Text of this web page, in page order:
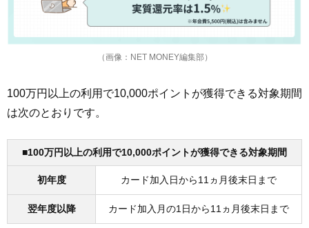
（画像：NET MONEY編集部）
100万円以上の利用で10,000ポイントが獲得できる対象期間
は次のとおりです。
■100万円以上の利用で10,000ポイントが獲得できる対象期間
初年度 カード加入日から11ヵ月後末日まで
翌年度以降 カード加入月の1日から11ヵ月後末日まで